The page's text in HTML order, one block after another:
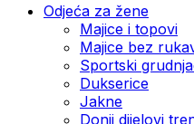
Odjeća za žene
Majice i topovi
Majice bez
Sportski
Dukserice
Jakne
Donji dijelovi